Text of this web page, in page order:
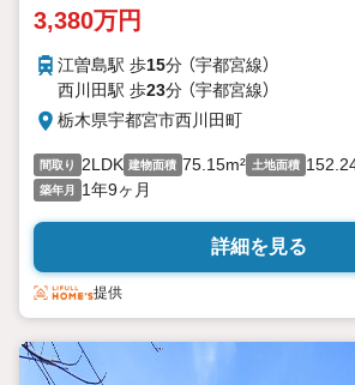
3,380万円
江曽島駅 歩15分 （宇都宮線）
西川田駅 歩23分 （宇都宮線）
栃木県宇都宮市西川田町
間取り 2LDK 建物面積 75.15m² 土地面積
築年月 1年9ヶ月
詳細を見る
提供